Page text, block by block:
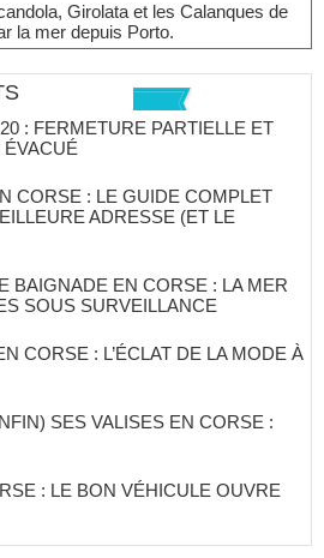
Girolata et les Calanques de
la mer depuis Porto.
: FERMETURE PARTIELLE ET
CORSE : LE GUIDE COMPLET
ADRESSE (ET LE
BAIGNADE EN CORSE : LA MER
SOUS SURVEILLANCE
CORSE : L’ÉCLAT DE LA MODE À
SES VALISES EN CORSE :
: LE BON VÉHICULE OUVRE